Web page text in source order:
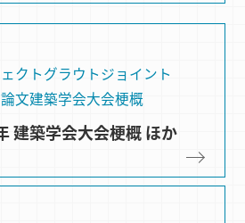
クトグラウトジョイント
文建築学会大会梗概
建築学会大会梗概 ほか